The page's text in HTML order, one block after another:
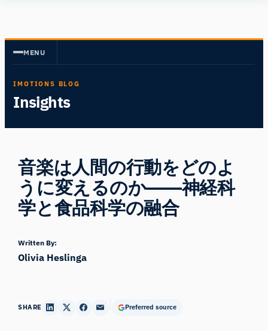
を
ス
ッ
MENU
IMOTIONS BLOG
Insights
音楽は人間の行動をどのよ
うに変えるのか――神経科
学と食品科学の融合
Written By:
Olivia Heslinga
SHARE Preferred source